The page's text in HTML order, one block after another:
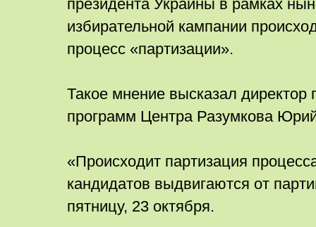
президента Украины в рамках
избирательной кампании
процесс «партизации».
Такое мнение высказал директор
программ Центра Разумкова
«Происходит партизация
кандидатов выдвигаются от
пятницу, 23 октября.